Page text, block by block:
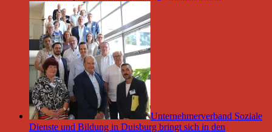
Unternehmerverband Soziale
Dienste und Bildung in Duisburg bringt sich in den